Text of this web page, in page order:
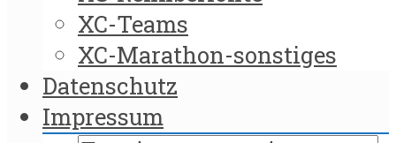
XC-Teams
XC-Marathon-sonstiges
Datenschutz
Impressum